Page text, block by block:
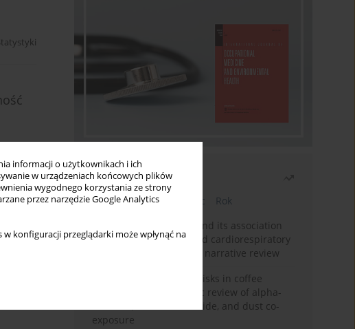
informacji o użytkownikach i ich
w urządzeniach końcowych plików
wygodnego korzystania ze strony
przez narzędzie Google Analytics
konfiguracji przeglądarki może wpłynąć na
Najczęściej czytane
Bieżący numer Miesiąc
Rok
Occupational burnout and its association
with physical activity and cardiorespiratory
fitness among nurses: a narrative review
Synergistic respiratory risks in coffee
processing: a systematic review of alpha-
diketone, carbon monoxide, and dust co-
exposure